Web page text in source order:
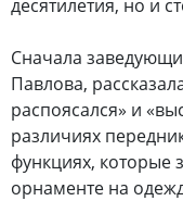
десятилетия, но и
Сначала
Павлова,
распоясался» и
различиях
функциях, которые
орнаменте на